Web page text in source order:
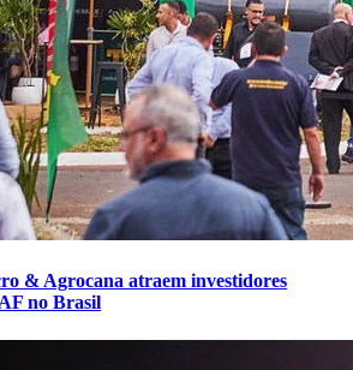
& Agrocana atraem investidores
no Brasil